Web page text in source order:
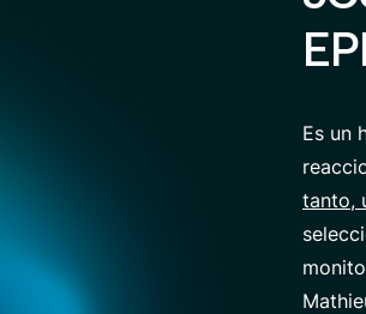
como una poderosa
Buscar título
Es un
tanto,